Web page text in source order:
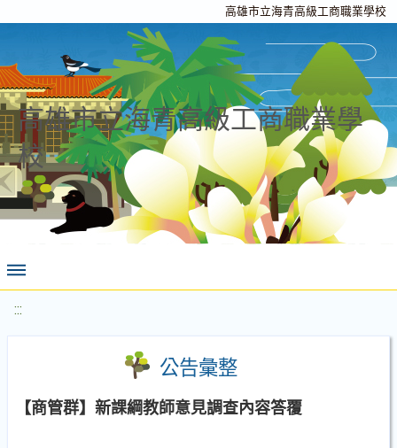
高雄市立海青高級工商職業學校
高雄市立海青高級工商職業學
校
:::
公告彙整
【商管群】新課綱教師意見調查內容答覆